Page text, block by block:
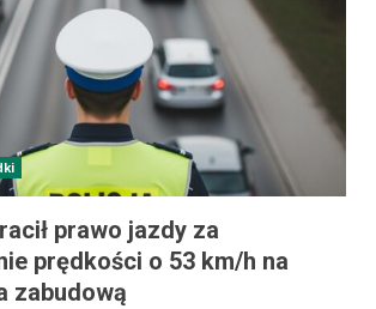
prawo jazdy za
prędkości o 53 km/h na
zabudową